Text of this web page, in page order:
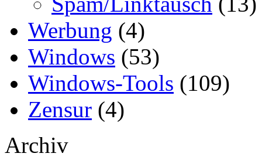
Werbung (4)
Windows (53)
Windows-Tools (109)
Zensur (4)
Archiv